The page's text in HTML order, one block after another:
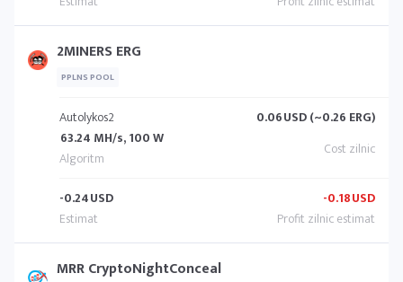
2MINERS ERG
PPLNS POOL
Autolykos2
63.24 MH/s, 100 W
0.06USD (~0.26 ERG)
-0.24USD -0.18USD
MRR CryptoNightConceal